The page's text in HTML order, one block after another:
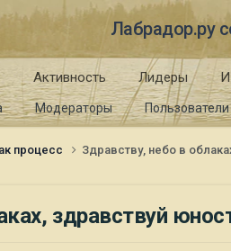
Лабрадор.ру
Модераторы
Активность Лидеры
процесс Здравству, небо в
здравствуй